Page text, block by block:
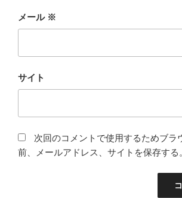
メール ※
サイト
次回のコメントで使用するためブラ
前、メールアドレス、サイトを保存する